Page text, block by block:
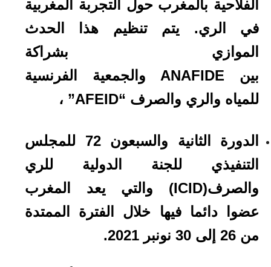
الفلاحية بالمغرب حول التجربة المغربية
في الري. يتم تنظيم هذا الحدث
الموازي بشراكة
بين ANAFIDE والجمعية الفرنسية
للمياه والري والصرف “AFEID” ،
الدورة الثانية والسبعون 72 للمجلس
التنفيذي للجنة الدولية للري
والصرف(ICID) والتي يعد المغرب
عضوا دائما فيها خلال الفترة الممتدة
من 26 إلى 30 نونبر 2021.